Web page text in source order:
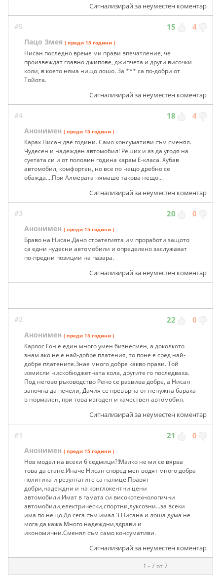
Сигнализирай за неуместен коментар
#5 15 4
Пацо Змея ( преди 15 години )
Нисан последно време ми прави впечатление, че
произвеждат главно джипове, джипчета и други височки
коли, в което няма нищо лошо. За *** са по-добри от
Тойота.
Сигнализирай за неуместен коментар
#4 18 4
Анонимен ( преди 15 години )
Карах Нисан две години. Само консумативи съм сменял.
Чудесен и надежден автомобил! Реших и аз да угодя на
суетата си и от половин година карам Е-класа. Хубав
автомобил, комфортен, но все по нещо дребно се
обажда....При Алмерата нямаше такова нещо...
Сигнализирай за неуместен коментар
#3 20 0
Анонимен ( преди 15 години )
Браво на Нисан.Дано стратегията им проработи защото
са едни чудесни автомобили и определено заслужават
по-предни позиции на пазара.
Сигнализирай за неуместен коментар
#2 22 0
Анонимен ( преди 15 години )
Карлос Гон е един много умен бизнесмен, а доколкото
знам ако не е най-добре платения, то поне е сред най-
добре платените.Знае много добре какво прави. Той
измисли нискобюджетната кола, другите го последваха.
Под негово ръководство Рено се развива добре, а Нисан
започна да печели, Дачия се превърна от ненужна барака
в нормален, при това изгоден и качествен автомобил.
Сигнализирай за неуместен коментар
#1 21 0
Анонимен ( преди 15 години )
Нов модел на всеки 6 седмици?!Малко не ми се вярва
това да стане.Иначе Нисан според мен водят много добра
политика и резултатите са налице.Правят
добри,надеждни и на конглокентни цени
автомобили.Имат в гамата си високотехнологични
автомобили,електрически,спортни,луксозни...за всеки
има по нещо.До сега съм имал 3 Нисана и лоша дума не
мога да кажа.Много надеждни,здрави и
икономични.Сменял съм само консумативи.
Сигнализирай за неуместен коментар
1 - 7 от 7